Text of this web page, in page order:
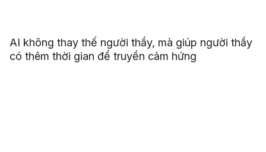
AI không thay thế người thầy, mà giúp người thầy
có thêm thời gian để truyền cảm hứng